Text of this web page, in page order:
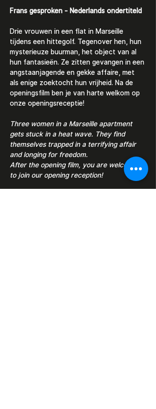
Frans gesproken - Nederlands ondertiteld
Drie vrouwen in een flat in Marseille
tijdens een hittegolf. Tegenover hen, hun
mysterieuze buurman, het object van al
hun fantasieën. Ze zitten gevangen in een
angstaanjagende en gekke affaire, met
als enige zoektocht hun vrijheid. Na de
openingsfilm ben je van harte welkom op
onze openingsreceptie!
Three women in a Marseille apartment
gets stuck in a heat wave. They find
themselves trapped in a terrifying affair
and longing for freedom.
After the opening film, you are welcome
to join our opening reception!